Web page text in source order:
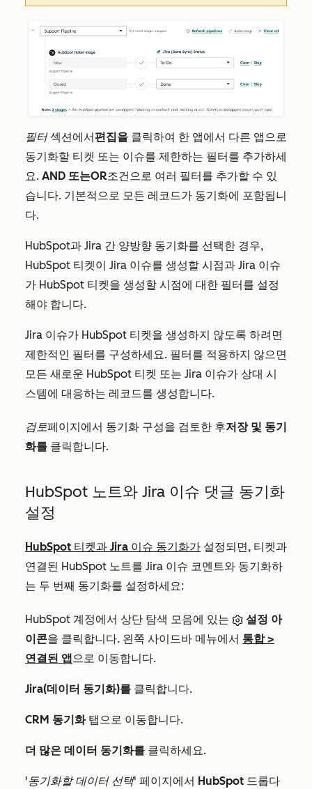
필터섹션에서편집을 클릭하여 한 앱에서 다른 앱으로
동기화할 티켓 또는 이슈를 제한하는 필터를 추가하세
요. AND 또는OR조건으로 여러 필터를 추가할 수 있
습니다. 기본적으로 모든 레코드가 동기화에 포함됩니
다.
HubSpot과 Jira 간 양방향 동기화를 선택한 경우,
HubSpot 티켓이 Jira 이슈를 생성할 시점과 Jira 이슈
가 HubSpot 티켓을 생성할 시점에 대한 필터를 설정
해야 합니다.
Jira 이슈가 HubSpot 티켓을 생성하지 않도록 하려면
제한적인 필터를 구성하세요. 필터를 적용하지 않으면
모든 새로운 HubSpot 티켓 또는 Jira 이슈가 상대 시
스템에 대응하는 레코드를 생성합니다.
검토페이지에서 동기화 구성을 검토한 후저장 및 동기
화를 클릭합니다.
HubSpot 노트와 Jira 이슈 댓글 동기화
설정
HubSpot 티켓과 Jira 이슈 동기화가 설정되면, 티켓과
연결된 HubSpot 노트를 Jira 이슈 코멘트와 동기화하
는 두 번째 동기화를 설정하세요:
HubSpot 계정에서 상단 탐색 모음에 있는
설정 아
이콘을 클릭합니다. 왼쪽 사이드바 메뉴에서 통합>
연결된 앱으로 이동합니다.
Jira(데이터 동기화)를 클릭합니다.
CRM 동기화탭으로 이동합니다.
더 많은 데이터 동기화를 클릭하세요.
'동기화할 데이터 선택' 페이지에서 HubSpot 드롭다